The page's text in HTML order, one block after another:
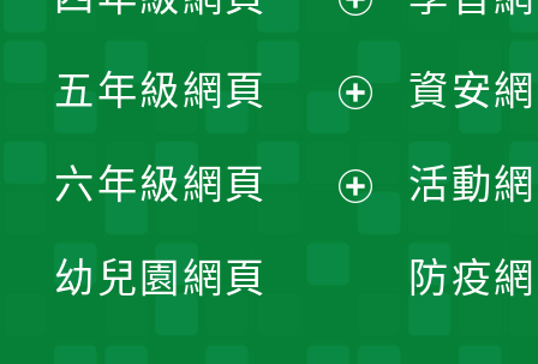
單
開
選
單
開
選
五年級網頁
開
六年級網頁
幼兒園網頁
資安
活動
防疫